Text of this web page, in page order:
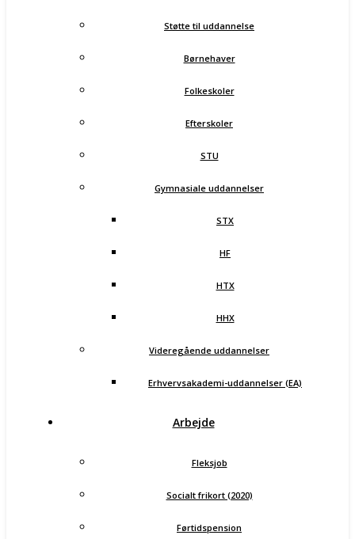
Støtte til uddannelse
Børnehaver
Folkeskoler
Efterskoler
STU
Gymnasiale uddannelser
STX
HF
HTX
HHX
Videregående uddannelser
Erhvervsakademi-uddannelser (EA)
Arbejde
Fleksjob
Socialt frikort (2020)
Førtidspension